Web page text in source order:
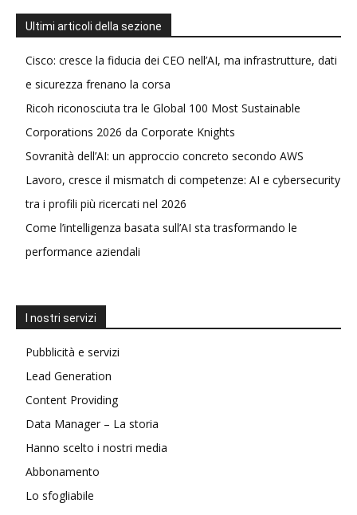
Ultimi articoli della sezione
Cisco: cresce la fiducia dei CEO nell’AI, ma infrastrutture, dati
e sicurezza frenano la corsa
Ricoh riconosciuta tra le Global 100 Most Sustainable
Corporations 2026 da Corporate Knights
Sovranità dell’AI: un approccio concreto secondo AWS
Lavoro, cresce il mismatch di competenze: AI e cybersecurity
tra i profili più ricercati nel 2026
Come l’intelligenza basata sull’AI sta trasformando le
performance aziendali
I nostri servizi
Pubblicità e servizi
Lead Generation
Content Providing
Data Manager – La storia
Hanno scelto i nostri media
Abbonamento
Lo sfogliabile